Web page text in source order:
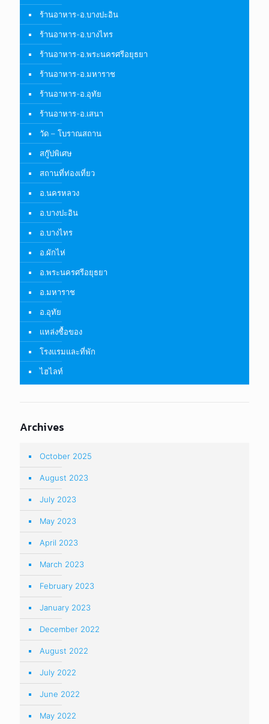
ร้านอาหาร-อ.บางปะอิน
ร้านอาหาร-อ.บางไทร
ร้านอาหาร-อ.พระนครศรีอยุธยา
ร้านอาหาร-อ.มหาราช
ร้านอาหาร-อ.อุทัย
ร้านอาหาร-อ.เสนา
วัด – โบราณสถาน
สกู๊ปพิเศษ
สถานที่ท่องเที่ยว
อ.นครหลวง
อ.บางปะอิน
อ.บางไทร
อ.ผักไห่
อ.พระนครศรีอยุธยา
อ.มหาราช
อ.อุทัย
แหล่งซื้อของ
โรงแรมและที่พัก
ไฮไลท์
Archives
October 2025
August 2023
July 2023
May 2023
April 2023
March 2023
February 2023
January 2023
December 2022
August 2022
July 2022
June 2022
May 2022